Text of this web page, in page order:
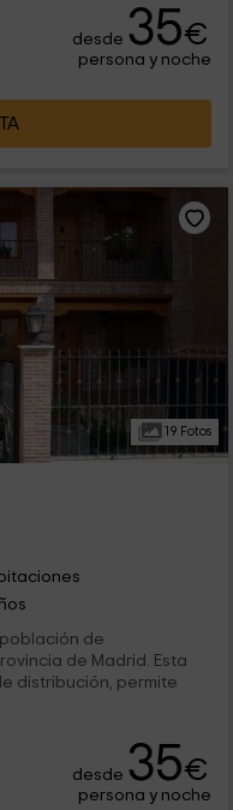
desde 35€
persona y noche
19 Fotos
de
de Madrid. Esta
distribución, permite
desde 35€
persona y noche